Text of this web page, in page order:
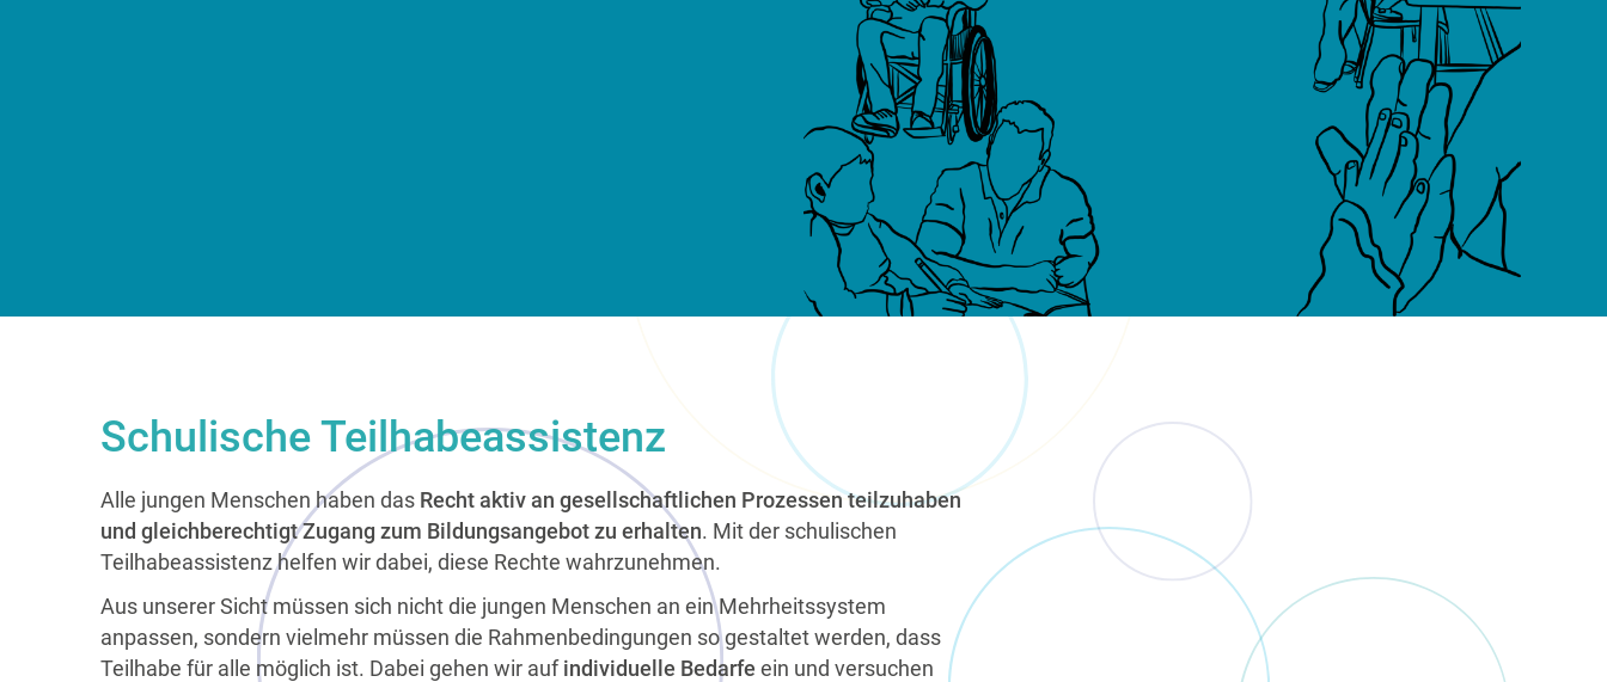
Schulische Teilhabeassistenz
Alle jungen Menschen haben das Recht aktiv an gesellschaftlichen Prozessen teilzuhaben
und gleichberechtigt Zugang zum Bildungsangebot zu erhalten. Mit der schulischen
Teilhabeassistenz helfen wir dabei, diese Rechte wahrzunehmen.
Aus unserer Sicht müssen sich nicht die jungen Menschen an ein Mehrheitssystem
anpassen, sondern vielmehr müssen die Rahmenbedingungen so gestaltet werden, dass
Teilhabe für alle möglich ist. Dabei gehen wir auf individuelle Bedarfe ein und versuchen